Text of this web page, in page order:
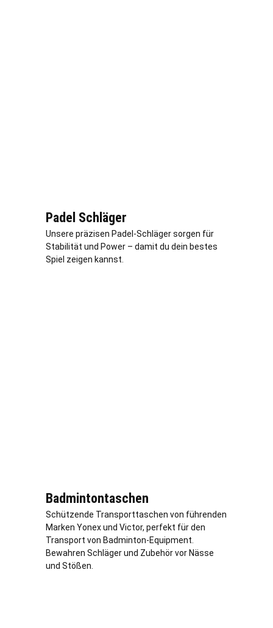
Padel Schläger
Unsere präzisen Padel-Schläger sorgen für
Stabilität und Power – damit du dein bestes
Spiel zeigen kannst.
Badmintontaschen
Schützende Transporttaschen von führenden
Marken Yonex und Victor, perfekt für den
Transport von Badminton-Equipment.
Bewahren Schläger und Zubehör vor Nässe
und Stößen.